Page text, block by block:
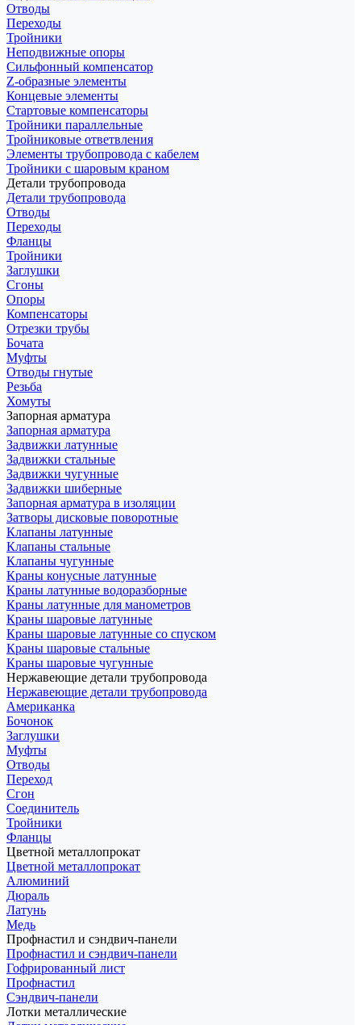
Отводы
Переходы
Тройники
Неподвижные опоры
Cильфонный компенсатор
Z-образные элементы
Концевые элементы
Стартовые компенсаторы
Тройники параллельные
Тройниковые ответвления
Элементы трубопровода с кабелем
Тройники с шаровым краном
Детали трубопровода
Детали трубопровода
Отводы
Переходы
Фланцы
Тройники
Заглушки
Сгоны
Опоры
Компенсаторы
Отрезки трубы
Бочата
Муфты
Отводы гнутые
Резьба
Хомуты
Запорная арматура
Запорная арматура
Задвижки латунные
Задвижки стальные
Задвижки чугунные
Задвижки шиберные
Запорная арматура в изоляции
Затворы дисковые поворотные
Клапаны латунные
Клапаны стальные
Клапаны чугунные
Краны конусные латунные
Краны латунные водоразборные
Краны латунные для манометров
Краны шаровые латунные
Краны шаровые латунные со спуском
Краны шаровые стальные
Краны шаровые чугунные
Нержавеющие детали трубопровода
Нержавеющие детали трубопровода
Американка
Бочонок
Заглушки
Муфты
Отводы
Переход
Сгон
Соединитель
Тройники
Фланцы
Цветной металлопрокат
Цветной металлопрокат
Алюминий
Дюраль
Латунь
Медь
Профнастил и сэндвич-панели
Профнастил и сэндвич-панели
Гофрированный лист
Профнастил
Сэндвич-панели
Лотки металлические